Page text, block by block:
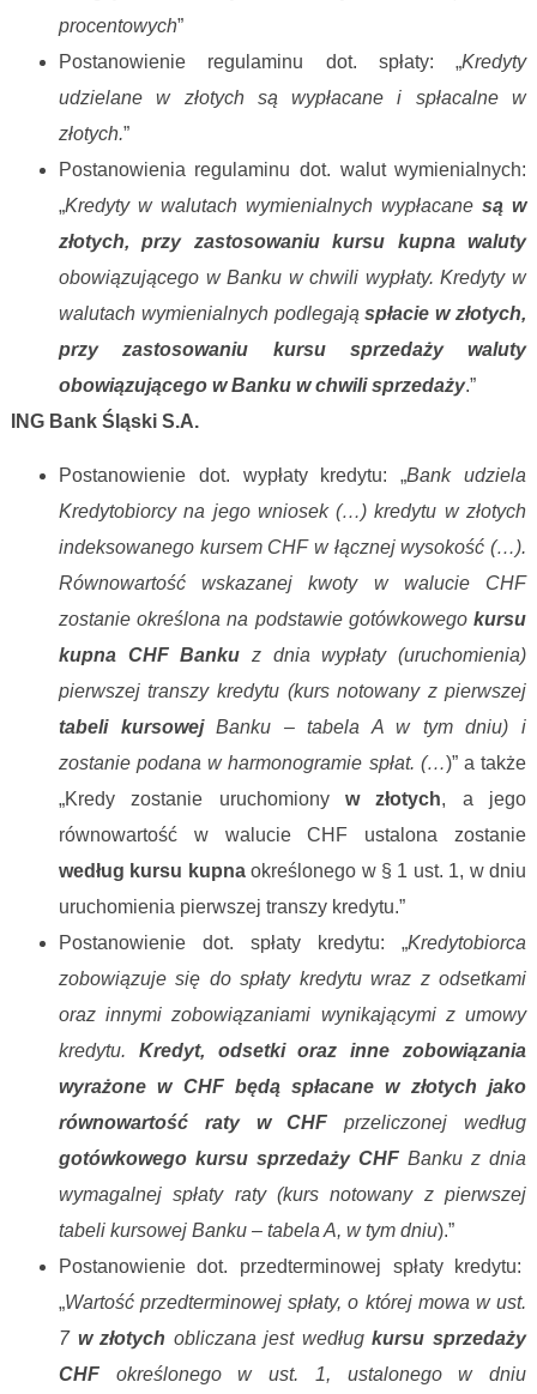
procentowych”
Postanowienie regulaminu dot. spłaty: „Kredyty
udzielane w złotych są wypłacane i spłacalne w
złotych.”
Postanowienia regulaminu dot. walut wymienialnych:
„Kredyty w walutach wymienialnych wypłacanesą w
złotych, przy zastosowaniu kursu kupna waluty
obowiązującego w Banku w chwili wypłaty. Kredyty w
walutach wymienialnych podlegająspłacie w złotych,
przy zastosowaniu kursu sprzedaży waluty
obowiązującego w Banku w chwili sprzedaży.”
ING Bank Śląski S.A.
Postanowienie dot. wypłaty kredytu: „Bank udziela
Kredytobiorcy na jego wniosek (…) kredytu w złotych
indeksowanego kursem CHF w łącznej wysokość (…).
Równowartość wskazanej kwoty w walucie CHF
zostanie określona na podstawie gotówkowegokursu
kupna CHF Banku z dnia wypłaty (uruchomienia)
pierwszej transzy kredytu (kurs notowany z pierwszej
tabeli kursowejBanku – tabela A w tym dniu) i
zostanie podana w harmonogramie spłat. (…)” a także
„Kredy zostanie uruchomiony w złotych, a jego
równowartość w walucie CHF ustalona zostanie
według kursu kupnaokreślonego w § 1 ust. 1, w dniu
uruchomienia pierwszej transzy kredytu.”
Postanowienie dot. spłaty kredytu: „Kredytobiorca
zobowiązuje się do spłaty kredytu wraz z odsetkami
oraz innymi zobowiązaniami wynikającymi z umowy
kredytu. Kredyt, odsetki oraz inne zobowiązania
wyrażone w CHF będą spłacane w złotych jako
równowartość raty w CHF przeliczonej według
gotówkowego kursu sprzedaży CHF Banku z dnia
wymagalnej spłaty raty (kurs notowany z pierwszej
tabeli kursowej Banku – tabela A, w tym dniu).”
Postanowienie dot. przedterminowej spłaty kredytu:
„Wartość przedterminowej spłaty, o której mowa w ust.
7 w złotych obliczana jest wedługkursu sprzedaży
CHFokreślonego w ust. 1, ustalonego w dniu